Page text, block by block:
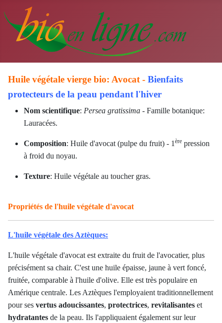
Huile végétale vierge bio: Avocat - Bienfaits
protecteurs de la peau pendant l'hiver
Nom scientifique: Persea gratissima - Famille botanique:
Lauracées.
Composition: Huile d'avocat (pulpe du fruit) - 1 ère pression
à froid du noyau.
Texture: Huile végétale au toucher gras.
Propriétés de l'huile végétale d'avocat
L'huile végétale des Aztèques:
L'huile végétale d'avocat est extraite du fruit de l'avocatier, plus
précisément sa chair. C'est une huile épaisse, jaune à vert foncé,
fruitée, comparable à l'huile d'olive. Elle est très populaire en
Amérique centrale. Les Aztèques l'employaient traditionnellement
pour ses vertus adoucissantes, protectrices, revitalisantes et
hydratantes de la peau. Ils l'appliquaient également sur leur